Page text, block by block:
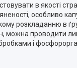
в якості
особливо
розкладанню в
можна проводити
і